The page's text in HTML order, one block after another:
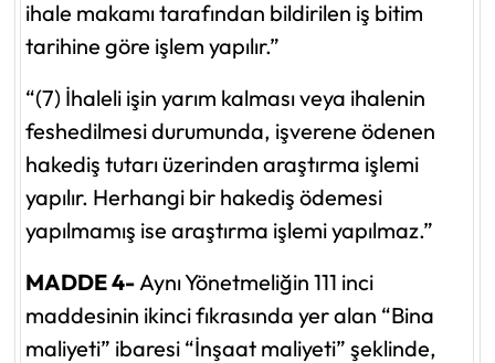
ihale makamı tarafından bildirilen iş bitim
tarihine göre işlem yapılır.”
“(7) İhaleli işin yarım kalması veya ihalenin
feshedilmesi durumunda, işverene ödenen
hakediş tutarı üzerinden araştırma işlemi
yapılır. Herhangi bir hakediş ödemesi
yapılmamış ise araştırma işlemi yapılmaz.”
MADDE 4- Aynı Yönetmeliğin 111 inci
maddesinin ikinci fıkrasında yer alan “Bina
maliyeti” ibaresi “İnşaat maliyeti” şeklinde,